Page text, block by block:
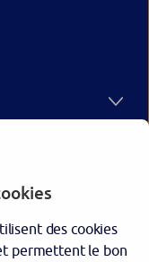
des cookies
permettent le bon